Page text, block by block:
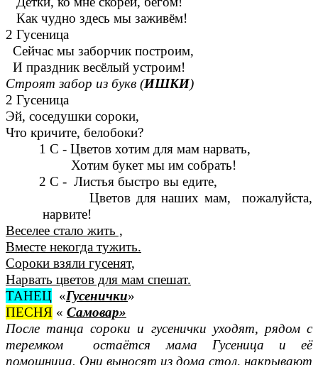
Как чудно здесь мы заживём!
2 Гусеница
Сейчас мы заборчик построим,
И праздник весёлый устроим!
Строят забор из букв (ИШКИ)
2 Гусеница
Эй, соседушки сороки,
Что кричите, белобоки?
1 С - Цветов хотим для мам нарвать,
Хотим букет мы им собрать!
2 С - Листья быстро вы едите,
Цветов для наших мам, пожалуйста,
нарвите!
Веселее стало жить ,
Вместе некогда тужить.
Сороки взяли гусенят,
Нарвать цветов для мам спешат.
ТАНЕЦ «Гусенички»
ПЕСНЯ « Самовар»
После танца сороки и гусенички уходят, рядом с
теремком остаётся мама Гусеница и её
помощница. Они выносят из дома стол, накрывают